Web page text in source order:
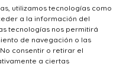
utilizamos tecnologías como
a la información del
tecnologías nos permitirá
de navegación o las
consentir o retirar el
a ciertas